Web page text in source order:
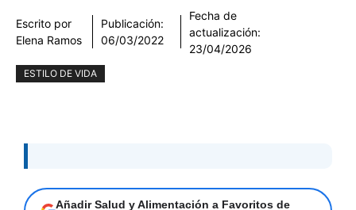
Escrito por
Elena Ramos
Publicación:
06/03/2022
Fecha de
actualización:
23/04/2026
ESTILO DE VIDA
Añadir Salud y Alimentación a Favoritos de